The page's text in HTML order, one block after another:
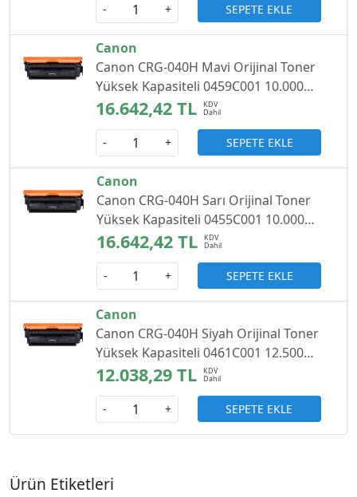
- + SEPETE EKLE
Canon
Canon CRG-040H Mavi Orijinal Toner
Yüksek Kapasiteli 0459C001 10.000
Sayfa
16.642,42 TL
- + SEPETE EKLE
Canon
Canon CRG-040H Sarı Orijinal Toner
Yüksek Kapasiteli 0455C001 10.000
Sayfa
16.642,42 TL
- + SEPETE EKLE
Canon
Canon CRG-040H Siyah Orijinal Toner
Yüksek Kapasiteli 0461C001 12.500
Sayfa
12.038,29 TL
- + SEPETE EKLE
Ürün Etiketleri